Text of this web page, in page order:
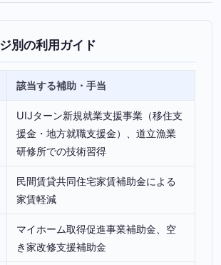
別の利用ガイド
該当する補助・手当
UIJターン新規就業支援事業（移住支
援金・地方就職支援金）、道立漁業
研修所での技術習得
民間賃貸共同住宅家賃補助金による
家賃軽減
マイホーム取得促進事業補助金、空
き家改修支援補助金